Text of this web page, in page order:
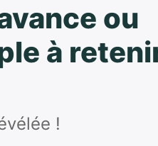
ou
à
!